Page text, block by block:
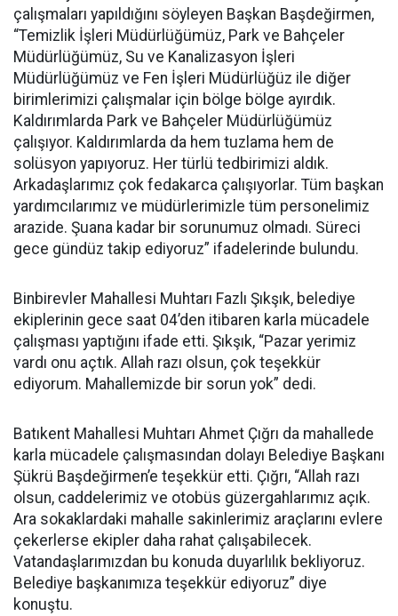
çalışmaları yapıldığını söyleyen Başkan Başdeğirmen,
“Temizlik İşleri Müdürlüğümüz, Park ve Bahçeler
Müdürlüğümüz, Su ve Kanalizasyon İşleri
Müdürlüğümüz ve Fen İşleri Müdürlüğüz ile diğer
birimlerimizi çalışmalar için bölge bölge ayırdık.
Kaldırımlarda Park ve Bahçeler Müdürlüğümüz
çalışıyor. Kaldırımlarda da hem tuzlama hem de
solüsyon yapıyoruz. Her türlü tedbirimizi aldık.
Arkadaşlarımız çok fedakarca çalışıyorlar. Tüm başkan
yardımcılarımız ve müdürlerimizle tüm personelimiz
arazide. Şuana kadar bir sorunumuz olmadı. Süreci
gece gündüz takip ediyoruz” ifadelerinde bulundu.
Binbirevler Mahallesi Muhtarı Fazlı Şıkşık, belediye
ekiplerinin gece saat 04’den itibaren karla mücadele
çalışması yaptığını ifade etti. Şıkşık, “Pazar yerimiz
vardı onu açtık. Allah razı olsun, çok teşekkür
ediyorum. Mahallemizde bir sorun yok” dedi.
Batıkent Mahallesi Muhtarı Ahmet Çığrı da mahallede
karla mücadele çalışmasından dolayı Belediye Başkanı
Şükrü Başdeğirmen’e teşekkür etti. Çığrı, “Allah razı
olsun, caddelerimiz ve otobüs güzergahlarımız açık.
Ara sokaklardaki mahalle sakinlerimiz araçlarını evlere
çekerlerse ekipler daha rahat çalışabilecek.
Vatandaşlarımızdan bu konuda duyarlılık bekliyoruz.
Belediye başkanımıza teşekkür ediyoruz” diye
konuştu.